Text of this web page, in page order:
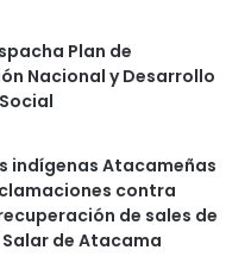
Plan de
Nacional y Desarrollo
indígenas Atacameñas
contra
de sales de
de Atacama